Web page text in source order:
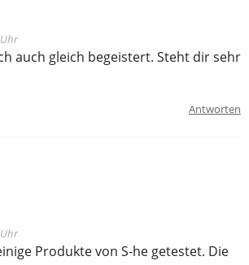
auch gleich begeistert. Steht dir sehr
Antworten
Produkte von S-he getestet. Die